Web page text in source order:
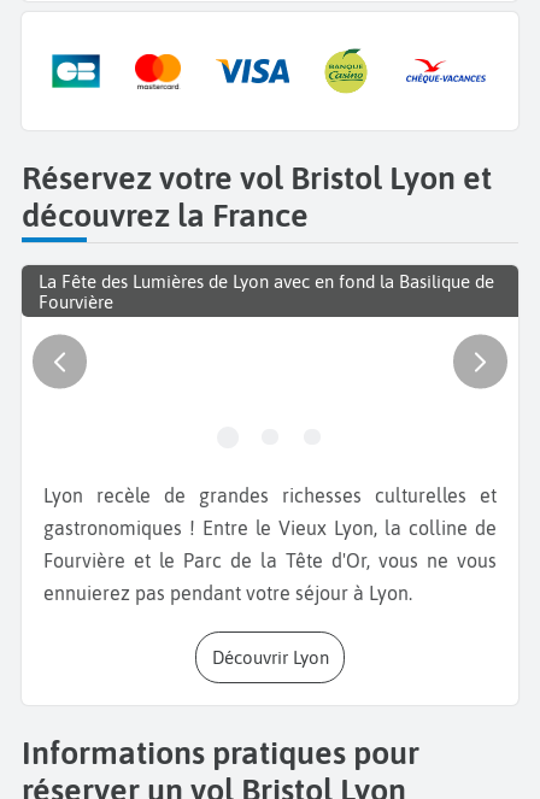
Réservez votre vol Bristol Lyon et
découvrez la France
La Fête des Lumières de Lyon avec en fond la Basilique de
Fourvière
Lyon recèle de grandes richesses culturelles et
gastronomiques ! Entre le Vieux Lyon, la colline de
Fourvière et le Parc de la Tête d'Or, vous ne vous
ennuierez pas pendant votre séjour à Lyon.
Découvrir Lyon
Informations pratiques pour
réserver un vol Bristol Lyon